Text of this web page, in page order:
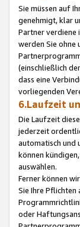
Sie müssen auf
genehmigt, klar
Partner verdiene
werden Sie ohne
(einschließlich
dass eine
vorliegenden
6.Laufzeit
Die Laufzeit
jederzeit
automatisch und
können
auswählen.
Ferner können
Sie Ihre Pflichten
oder